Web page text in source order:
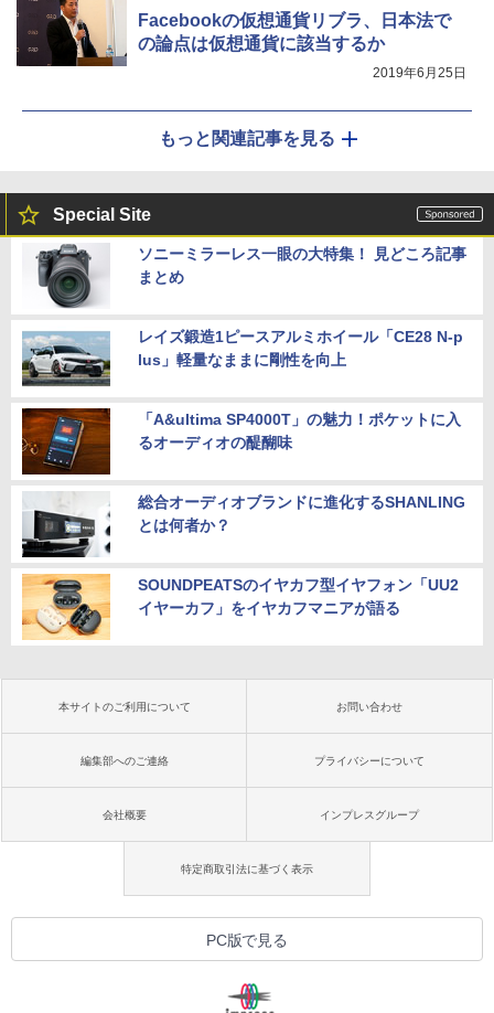
Facebookの仮想通貨リブラ、日本法で
の論点は仮想通貨に該当するか
2019年6月25日
もっと関連記事を見る
Special Site
ソニーミラーレス一眼の大特集！ 見どころ記事
まとめ
レイズ鍛造1ピースアルミホイール「CE28 N-p
lus」軽量なままに剛性を向上
「A&ultima SP4000T」の魅力！ポケットに入
るオーディオの醍醐味
総合オーディオブランドに進化するSHANLING
とは何者か？
SOUNDPEATSのイヤカフ型イヤフォン「UU2
イヤーカフ」をイヤカフマニアが語る
本サイトのご利用について お問い合わせ
編集部へのご連絡 プライバシーについて
会社概要 インプレスグループ
特定商取引法に基づく表示
PC版で見る